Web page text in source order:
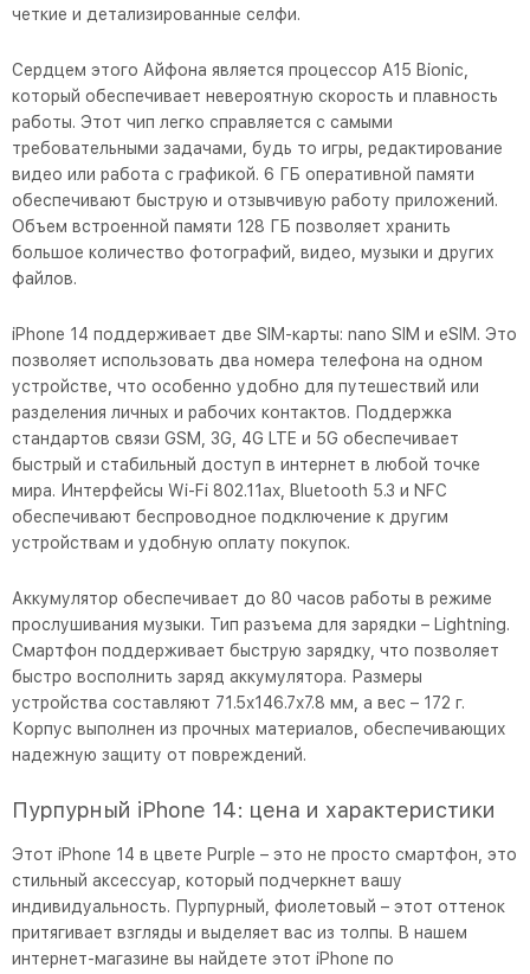
четкие и детализированные селфи.
Сердцем этого Айфона является процессор A15 Bionic,
который обеспечивает невероятную скорость и плавность
работы. Этот чип легко справляется с самыми
требовательными задачами, будь то игры, редактирование
видео или работа с графикой. 6 ГБ оперативной памяти
обеспечивают быструю и отзывчивую работу приложений.
Объем встроенной памяти 128 ГБ позволяет хранить
большое количество фотографий, видео, музыки и других
файлов.
iPhone 14 поддерживает две SIM-карты: nano SIM и eSIM. Это
позволяет использовать два номера телефона на одном
устройстве, что особенно удобно для путешествий или
разделения личных и рабочих контактов. Поддержка
стандартов связи GSM, 3G, 4G LTE и 5G обеспечивает
быстрый и стабильный доступ в интернет в любой точке
мира. Интерфейсы Wi-Fi 802.11ax, Bluetooth 5.3 и NFC
обеспечивают беспроводное подключение к другим
устройствам и удобную оплату покупок.
Аккумулятор обеспечивает до 80 часов работы в режиме
прослушивания музыки. Тип разъема для зарядки – Lightning.
Смартфон поддерживает быструю зарядку, что позволяет
быстро восполнить заряд аккумулятора. Размеры
устройства составляют 71.5x146.7x7.8 мм, а вес – 172 г.
Корпус выполнен из прочных материалов, обеспечивающих
надежную защиту от повреждений.
Пурпурный iPhone 14: цена и характеристики
Этот iPhone 14 в цвете Purple – это не просто смартфон, это
стильный аксессуар, который подчеркнет вашу
индивидуальность. Пурпурный, фиолетовый – этот оттенок
притягивает взгляды и выделяет вас из толпы. В нашем
интернет-магазине вы найдете этот iPhone по